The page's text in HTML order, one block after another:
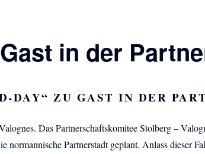
in der
DAY“ ZU GAST IN DER
Das Partnerschaftskomitee Stolberg –
normannische Partnerstadt geplant. Anlass dieser